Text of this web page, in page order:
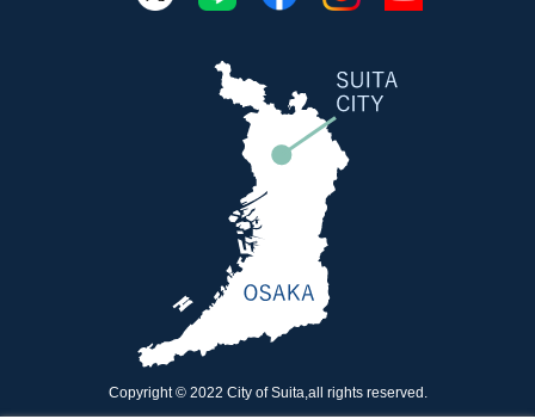
Copyright © 2022 City of Suita,all rights reserved.